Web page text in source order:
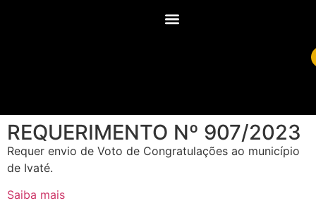
REQUERIMENTO Nº 907/2023
Requer envio de Voto de Congratulações ao município
de Ivaté.
Saiba mais